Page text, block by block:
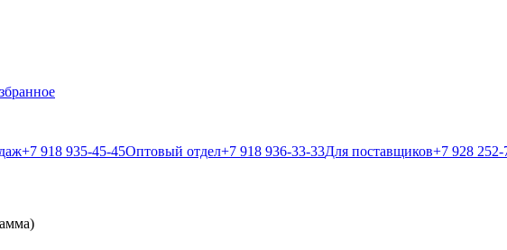
+7 918 935-45-45Оптовый отдел+7 918 936-33-33Для поставщиков+7 928 252-